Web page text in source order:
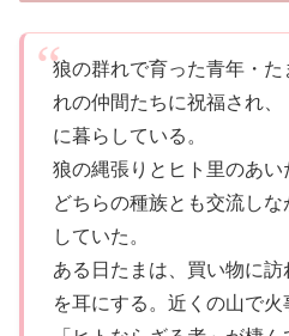
狼の群れで育った青年・
れの仲間たちに祝福され
に暮らしている。
狼の縄張りとヒト里のあい
どちらの種族とも交流し
していた。
ある日たまは、買い物に
を耳にする。近くの山で